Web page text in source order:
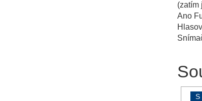
(zatím
Ano
S